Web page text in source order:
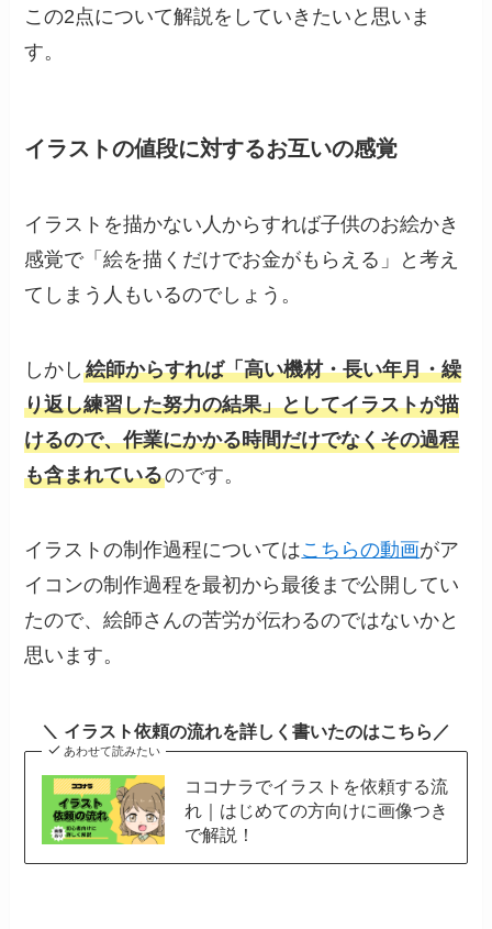
この2点について解説をしていきたいと思いま
す。
イラストの値段に対するお互いの感覚
イラストを描かない人からすれば子供のお絵かき
感覚で「絵を描くだけでお金がもらえる」と考え
てしまう人もいるのでしょう。
しかし絵師からすれば「高い機材・長い年月・繰
り返し練習した努力の結果」としてイラストが描
けるので、作業にかかる時間だけでなくその過程
も含まれているのです。
イラストの制作過程についてはこちらの動画がア
イコンの制作過程を最初から最後まで公開してい
たので、絵師さんの苦労が伝わるのではないかと
思います。
＼ イラスト依頼の流れを詳しく書いたのはこちら／
あわせて読みたい
ココナラでイラストを依頼する流
れ｜はじめての方向けに画像つき
で解説！